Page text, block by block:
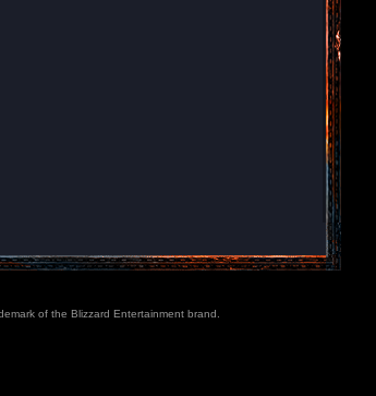
of the Blizzard Entertainment brand.